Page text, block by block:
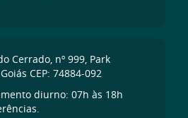
Cerrado, nº 999, Park
CEP: 74884-092
diurno: 07h às 18h